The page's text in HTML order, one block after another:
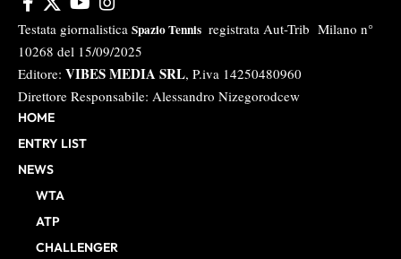
Testata giornalistica Spazio Tennis registrata Aut-Trib Milano n°
10268 del 15/09/2025
Editore: VIBES MEDIA SRL, P.iva 14250480960
Direttore Responsabile: Alessandro Nizegorodcew
HOME
ENTRY LIST
NEWS
WTA
ATP
CHALLENGER